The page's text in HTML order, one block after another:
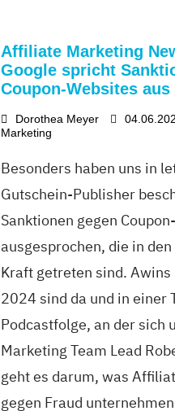
Affiliate Marketing
Google spricht
Coupon-Websites aus
Dorothea Meyer
Marketing
Besonders haben uns in
Gutschein-Publisher
Sanktionen gegen
ausgesprochen, die in
Kraft getreten sind.
2024 sind da und in einer
Podcastfolge, an der sich
Marketing Team Lead
geht es darum, was
gegen Fraud